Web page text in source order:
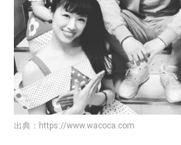
出典： https://www.wacoca.com